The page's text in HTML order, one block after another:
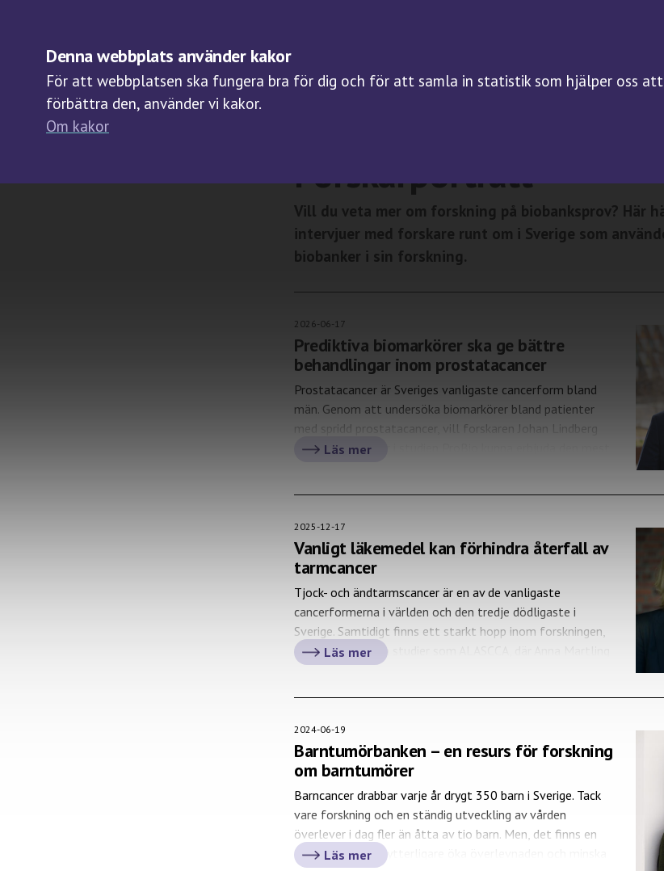
Denna webbplats använder kakor
För att webbplatsen ska fungera bra för dig och för att samla in statistik som hjälper oss att
förbättra den, använder vi kakor.
Om kakor
Forskarporträtt
Vill du veta mer om forskning på biobanksprov? Här
intervjuer med forskare runt om i Sverige som
biobanker i sin forskning.
2026-06-17
Prediktiva biomarkörer ska ge bättre
behandlingar inom prostatacancer
Prostatacancer är Sveriges vanligaste cancerform bland
män. Genom att undersöka biomarkörer bland patienter
med spridd prostatacancer, vill forskaren Johan Lindberg
och hans kollegor i studien ProBio kunna erbjuda den mest
Läs mer
2025-12-17
Vanligt läkemedel kan förhindra återfall av
tarmcancer
Tjock- och ändtarmscancer är en av de vanligaste
cancerformerna i världen och den tredje dödligaste i
Sverige. Samtidigt finns ett starkt hopp inom forskningen,
inte minst genom studier som ALASCCA, där Anna Martling
och hennes forskargrupp nyligen bevisat att behandling
Läs mer
2024-06-19
Barntumörbanken – en resurs för forskning
om barntumörer
Barncancer drabbar varje år drygt 350 barn i Sverige. Tack
vare forskning och en ständig utveckling av vården
överlever i dag fler än åtta av tio barn. Men, det finns en
stark önskan att ytterligare öka överlevnaden och minska
Läs mer